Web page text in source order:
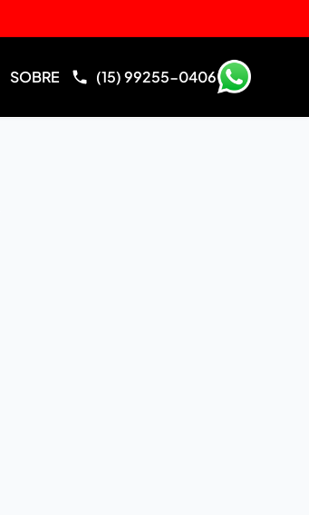
SOBRE (15) 99255-0406